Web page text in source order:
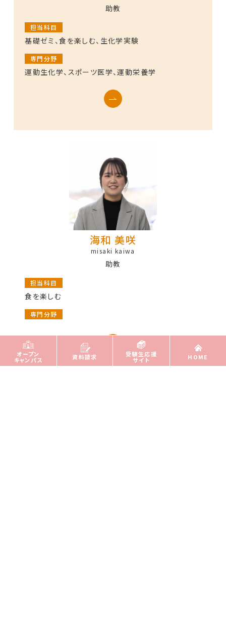
オープン
キャンパス 資料請求 受験生応援
サイト HOME
助教
担当科目
基礎ゼミ、食を楽しむ、生化学実験
専門分野
運動生化学、スポーツ医学、運動栄養学
海和 美咲
misaki kaiwa
助教
担当科目
食を楽しむ
専門分野